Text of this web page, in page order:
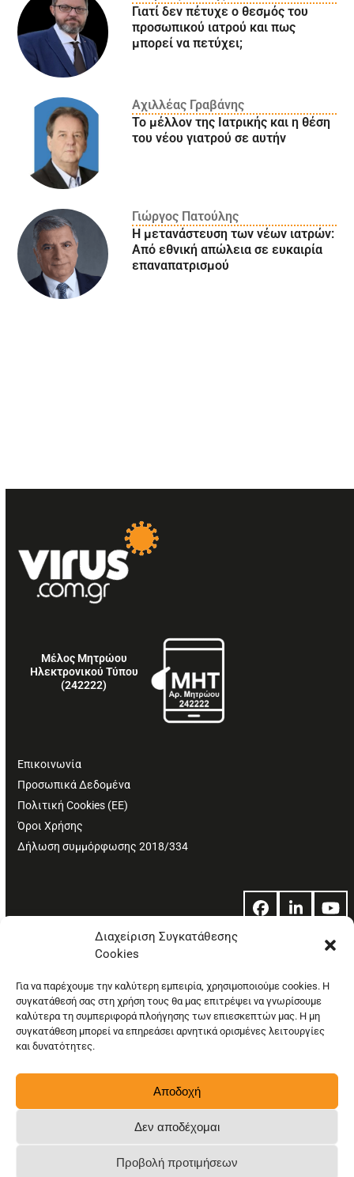
Διαχείριση Συγκατάθεσης
Cookies
Για να παρέχουμε την καλύτερη εμπειρία, χρησιμοποιούμε cookies. Η
συγκατάθεσή σας στη χρήση τους θα μας επιτρέψει να γνωρίσουμε
καλύτερα τη συμπεριφορά πλοήγησης των επιεσκεπτών μας. Η μη
συγκατάθεση μπορεί να επηρεάσει αρνητικά ορισμένες λειτουργίες
και δυνατότητες.
Αποδοχή
Δεν αποδέχομαι
Προβολή προτιμήσεων
Γιατί δεν πέτυχε ο θεσμός του
προσωπικού ιατρού και πως
μπορεί να πετύχει;
Αχιλλέας Γραβάνης
Το μέλλον της Ιατρικής και η θέση
του νέου γιατρού σε αυτήν
Γιώργος Πατούλης
Η μετανάστευση των νέων ιατρών:
Aπό εθνική απώλεια σε ευκαιρία
επαναπατρισμού
Μέλος Μητρώου
Ηλεκτρονικού Τύπου
(242222)
Επικοινωνία
Προσωπικά Δεδομένα
Πολιτική Cookies (ΕΕ)
Όροι Χρήσης
Δήλωση συμμόρφωσης 2018/334
Facebook
LinkedIn
© Copyright: Ethos Media S.A.